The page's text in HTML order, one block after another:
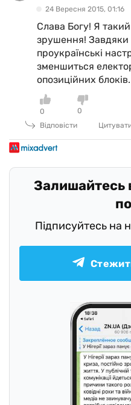
24 Вересня 2015, 01:16
Слава Богу! Я
зрушення! Завдяки
проукраїнські
зменшиться
опозиційних блоків.
0
0
Відповісти
Залишайтесь
Підписуйтесь на